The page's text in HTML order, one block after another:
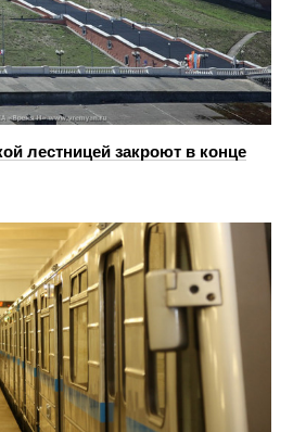
лестницей закроют в конце